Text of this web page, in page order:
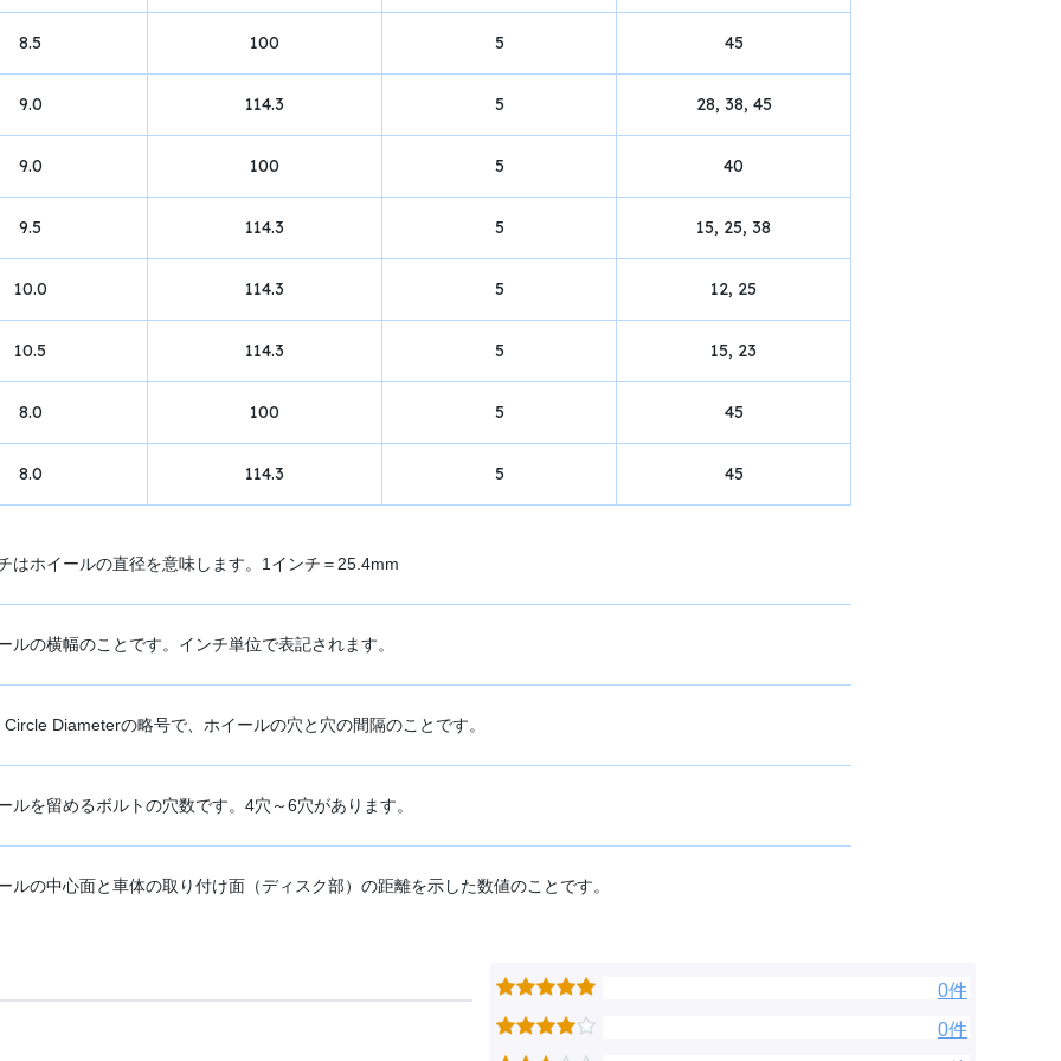
8.5 100 5 45
9.0 114.3 5 28, 38, 45
9.0 100 5 40
9.5 114.3 5 15, 25, 38
10.0 114.3 5 12, 25
10.5 114.3 5 15, 23
8.0 100 5 45
8.0 114.3 5 45
はホイールの直径を意味します。1インチ＝25.4mm
ルの横幅のことです。インチ単位で表記されます。
Circle Diameterの略号で、ホイールの穴と穴の間隔のことです。
ルを留めるボルトの穴数です。4穴～6穴があります。
ルの中心面と車体の取り付け面（ディスク部）の距離を示した数値のことです。
0件
0件